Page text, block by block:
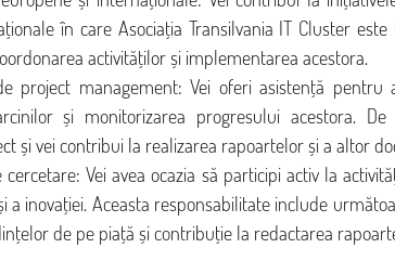
în care Asociația Transilvania IT Cluster
activităților și implementarea acestora.
project management: Vei oferi asistență pentru
și monitorizarea progresului acestora.
și vei contribui la realizarea rapoartelor și a altor
Vei avea ocazia să participi activ la
a inovației. Aceasta responsabilitate include
de pe piață și contribuție la redactarea